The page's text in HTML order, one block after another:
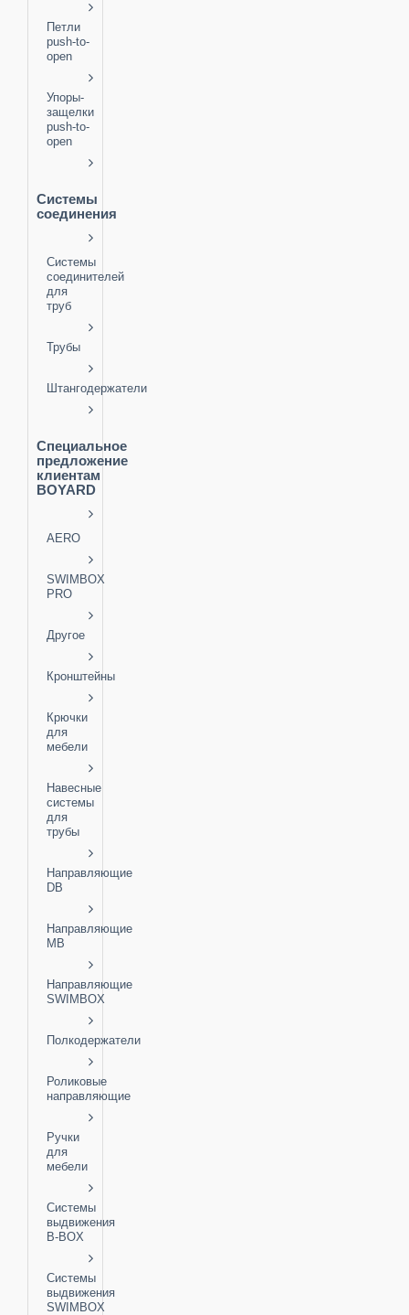
Петли
push-to-
open
Упоры-
защелки
push-to-
open
Системы
соединения
Системы
соединителей
для
труб
Трубы
Штангодержатели
Специальное
предложение
клиентам
BOYARD
AERO
SWIMBOX
PRO
Другое
Кронштейны
Крючки
для
мебели
Навесные
системы
для
трубы
Направляющие
DB
Направляющие
MB
Направляющие
SWIMBOX
Полкодержатели
Роликовые
направляющие
Ручки
для
мебели
Системы
выдвижения
B-BOX
Системы
выдвижения
SWIMBOX